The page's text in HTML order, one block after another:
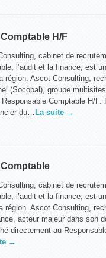
H/F
cabinet de
l’audit et la finance, est
région. Ascot Consulting,
(Socopal), groupe
Comptable H/
du… La suite →
cabinet de
l’audit et la finance, est
région. Ascot Consulting,
acteur majeur dans son
directement au
→